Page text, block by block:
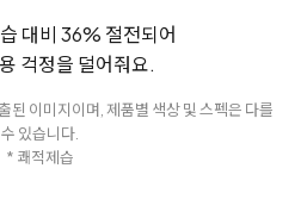
대비 36% 절전되어
걱정을 덜어줘요.
된 이미지이며, 제품별 색상 및 스펙은 다를
수 있습니다.
* 쾌적제습